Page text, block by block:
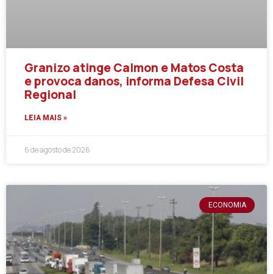
Granizo atinge Calmon e Matos Costa
e provoca danos, informa Defesa Civil
Regional
LEIA MAIS »
6 de agosto de 2026
ECONOMIA